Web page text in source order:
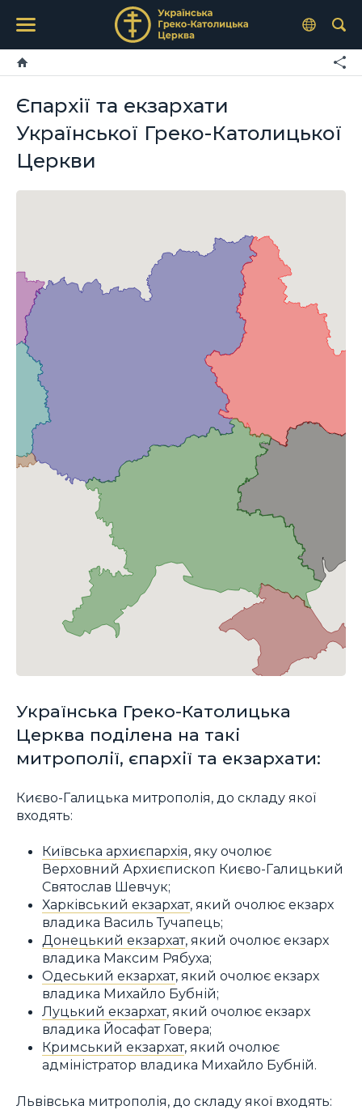
Єпархії та екзархати
Української Греко-Католицької
Церкви
Українська Греко-Католицька
Церква поділена на такі
митрополії, єпархії та екзархати:
Києво-Галицька митрополія, до складу якої
входять:
Київська архиєпархія, яку очолює
Верховний Архиєпископ Києво-Галицький
Святослав Шевчук;
Харківський екзархат, який очолює екзарх
владика Василь Тучапець;
Донецький екзархат, який очолює екзарх
владика Максим Рябуха;
Одеський екзархат, який очолює екзарх
владика Михайло Бубній;
Луцький екзархат, який очолює екзарх
владика Йосафат Говера;
Кримський екзархат, який очолює
адміністратор владика Михайло Бубній.
Львівська митрополія, до складу якої входять: